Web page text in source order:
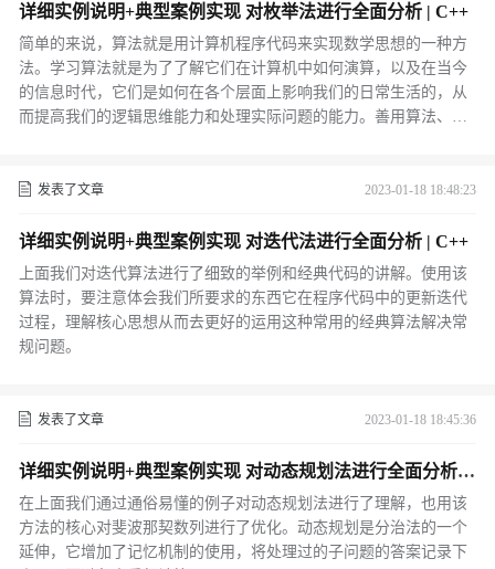
详细实例说明+典型案例实现 对枚举法进行全面分析 | C++
简单的来说，算法就是用计算机程序代码来实现数学思想的一种方
法。学习算法就是为了了解它们在计算机中如何演算，以及在当今
的信息时代，它们是如何在各个层面上影响我们的日常生活的，从
而提高我们的逻辑思维能力和处理实际问题的能力。善用算法、巧
挑战。
发表了文章 2023-01-18 18:48:23
详细实例说明+典型案例实现 对迭代法进行全面分析 | C++
上面我们对迭代算法进行了细致的举例和经典代码的讲解。使用该
算法时，要注意体会我们所要求的东西它在程序代码中的更新迭代
过程，理解核心思想从而去更好的运用这种常用的经典算法解决常
规问题。
发表了文章 2023-01-18 18:45:36
详细实例说明+典型案例实现 对动态规划法进行全面分析 |
C++
在上面我们通过通俗易懂的例子对动态规划法进行了理解，也用该
方法的核心对斐波那契数列进行了优化。动态规划是分治法的一个
延伸，它增加了记忆机制的使用，将处理过的子问题的答案记录下